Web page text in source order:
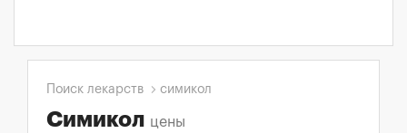
Поиск лекарств симикол
Симикол цены